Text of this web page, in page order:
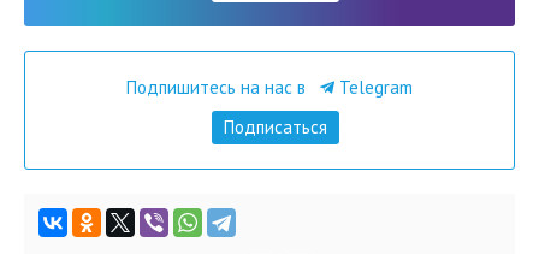
Подпишитесь на нас в
Telegram
Подписаться